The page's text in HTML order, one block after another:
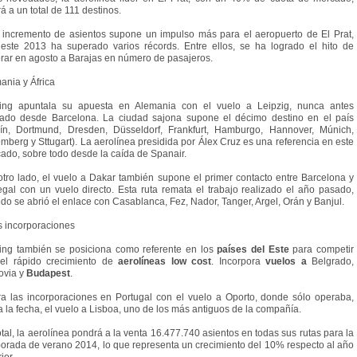
a un total de 111 destinos.
incremento de asientos supone un impulso más para el aeropuerto de El Prat,
2013 ha superado varios récords. Entre ellos, se ha logrado el hito de
en agosto a Barajas en número de pasajeros.
y África
apuntala su apuesta en Alemania con el vuelo a Leipzig, nunca antes
desde Barcelona. La ciudad sajona supone el décimo destino en el país
Dortmund, Dresden, Düsseldorf, Frankfurt, Hamburgo, Hannover, Múnich,
y Sttugart). La aerolínea presidida por Álex Cruz es una referencia en este
sobre todo desde la caída de Spanair.
lado, el vuelo a Dakar también supone el primer contacto entre Barcelona y
con un vuelo directo. Esta ruta remata el trabajo realizado el año pasado,
se abrió el enlace con Casablanca, Fez, Nador, Tanger, Argel, Orán y Banjul.
incorporaciones
también se posiciona como referente en lospaíses del Estepara competir
rápido crecimiento deaerolíneas low cost. Incorporavuelos a Belgrado,
y Budapest.
las incorporaciones en Portugal con el vuelo a Oporto, donde sólo operaba,
la fecha, el vuelo a Lisboa, uno de los más antiguos de la compañía.
la aerolínea pondrá a la venta 16.477.740 asientos en todas sus rutas para la
de verano 2014, lo que representa un crecimiento del 10% respecto al año